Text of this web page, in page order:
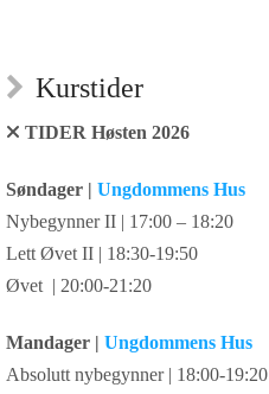
Kurstider
TIDER Høsten 2026
Søndager | Ungdommens Hus
Nybegynner II | 17:00 – 18:20
Lett Øvet II | 18:30-19:50
Øvet | 20:00-21:20
Mandager | Ungdommens Hus
Absolutt nybegynner | 18:00-19:20